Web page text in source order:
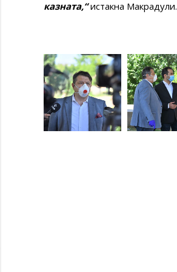
казната,“истакна Макрадули.